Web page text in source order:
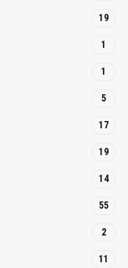
19
1
1
5
17
19
14
55
2
11